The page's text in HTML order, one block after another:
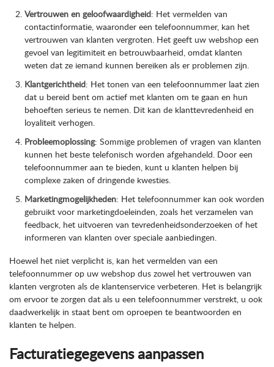
Vertrouwen en geloofwaardigheid: Het vermelden van
contactinformatie, waaronder een telefoonnummer, kan het
vertrouwen van klanten vergroten. Het geeft uw webshop een
gevoel van legitimiteit en betrouwbaarheid, omdat klanten
weten dat ze iemand kunnen bereiken als er problemen zijn.
Klantgerichtheid: Het tonen van een telefoonnummer laat zien
dat u bereid bent om actief met klanten om te gaan en hun
behoeften serieus te nemen. Dit kan de klanttevredenheid en
loyaliteit verhogen.
Probleemoplossing: Sommige problemen of vragen van klanten
kunnen het beste telefonisch worden afgehandeld. Door een
telefoonnummer aan te bieden, kunt u klanten helpen bij
complexe zaken of dringende kwesties.
Marketingmogelijkheden: Het telefoonnummer kan ook worden
gebruikt voor marketingdoeleinden, zoals het verzamelen van
feedback, het uitvoeren van tevredenheidsonderzoeken of het
informeren van klanten over speciale aanbiedingen.
Hoewel het niet verplicht is, kan het vermelden van een
telefoonnummer op uw webshop dus zowel het vertrouwen van
klanten vergroten als de klantenservice verbeteren. Het is belangrijk
om ervoor te zorgen dat als u een telefoonnummer verstrekt, u ook
daadwerkelijk in staat bent om oproepen te beantwoorden en
klanten te helpen.
Facturatiegegevens aanpassen